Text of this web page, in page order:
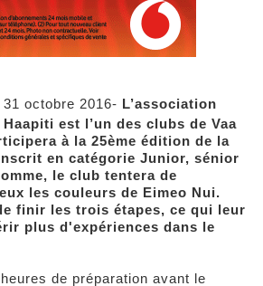
octobre 2016- L’association
est l’un des clubs de Vaa
à la 25ème édition de la
en catégorie Junior, sénior
le club tentera de
les couleurs de Eimeo Nui.
finir les trois étapes, ce qui leur
plus d'expériences dans le
de préparation avant le